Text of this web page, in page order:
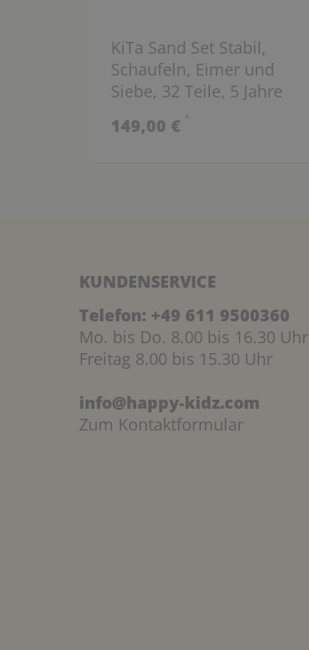
KiTa Sand Set Stabil,
Schaufeln, Eimer und
Siebe, 32 Teile, 5 Jahre
149,00 € *
KUNDENSERVICE
Telefon: +49 611 9500360
Mo. bis Do. 8.00 bis 16.30 Uhr
Freitag 8.00 bis 15.30 Uhr
info@happy-kidz.com
Zum Kontaktformular